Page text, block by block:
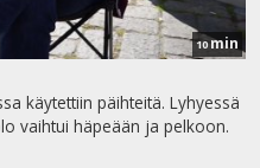
10min
käytettiin päihteitä. Lyhyessä
vaihtui häpeään ja pelkoon.